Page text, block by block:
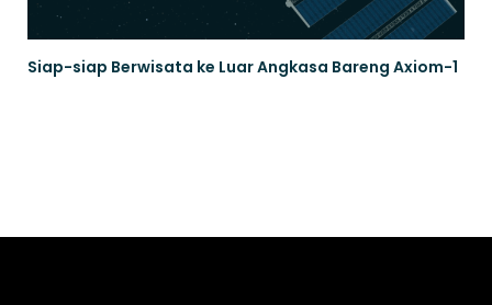
Siap-siap Berwisata ke Luar Angkasa Bareng Axiom-1